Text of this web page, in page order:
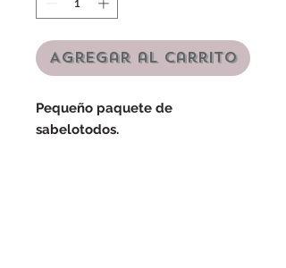
Agregar al carrito
Pequeño paquete de
sabelotodos.